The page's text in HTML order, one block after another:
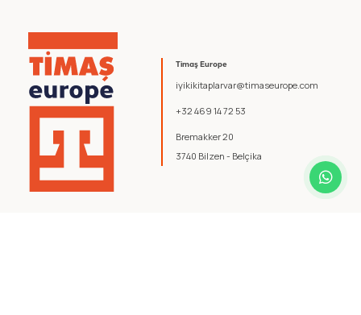
Timaş Europe
iyikikitaplarvar@timaseurope.com
+32 469 14 72 53
Bremakker 20
3740 Bilzen - Belçika